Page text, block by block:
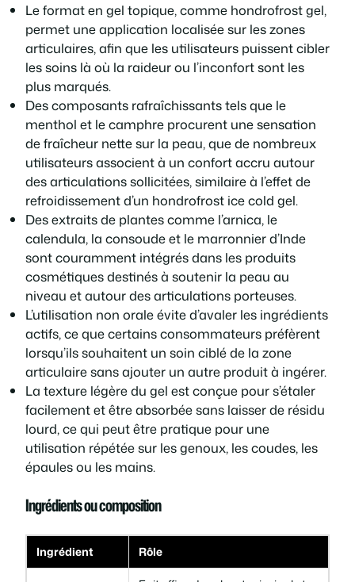
Le format en gel topique, comme hondrofrost gel,
permet une application localisée sur les zones
articulaires, afin que les utilisateurs puissent cibler
les soins là où la raideur ou l’inconfort sont les
plus marqués.
Des composants rafraîchissants tels que le
menthol et le camphre procurent une sensation
de fraîcheur nette sur la peau, que de nombreux
utilisateurs associent à un confort accru autour
des articulations sollicitées, similaire à l’effet de
refroidissement d’un hondrofrost ice cold gel.
Des extraits de plantes comme l’arnica, le
calendula, la consoude et le marronnier d’Inde
sont couramment intégrés dans les produits
cosmétiques destinés à soutenir la peau au
niveau et autour des articulations porteuses.
L’utilisation non orale évite d’avaler les ingrédients
actifs, ce que certains consommateurs préfèrent
lorsqu’ils souhaitent un soin ciblé de la zone
articulaire sans ajouter un autre produit à ingérer.
La texture légère du gel est conçue pour s’étaler
facilement et être absorbée sans laisser de résidu
lourd, ce qui peut être pratique pour une
utilisation répétée sur les genoux, les coudes, les
épaules ou les mains.
Ingrédients ou composition
Ingrédient Rôle